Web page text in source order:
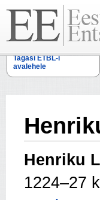
Tagasi ETBL-i
avalehele
Henriku
1224–27